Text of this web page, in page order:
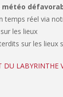
météo
temps réel via
les lieux
sur les lieux
DU LABYRINTHE